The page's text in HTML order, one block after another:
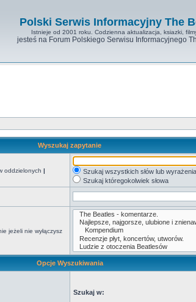
Polski Serwis Informacyjny The
Istnieje od 2001 roku. Codzienna aktualizacja, ksiazki,
jesteś na Forum Polskiego Serwisu Informacyjnego
Wyszukaj zapytanie
oddzielonych |
Szukaj wszystkich słów lub
Szukaj któregokolwiek słowa
jeżeli nie wyłączysz
Opcje Wyszukiwania
Szukaj w: